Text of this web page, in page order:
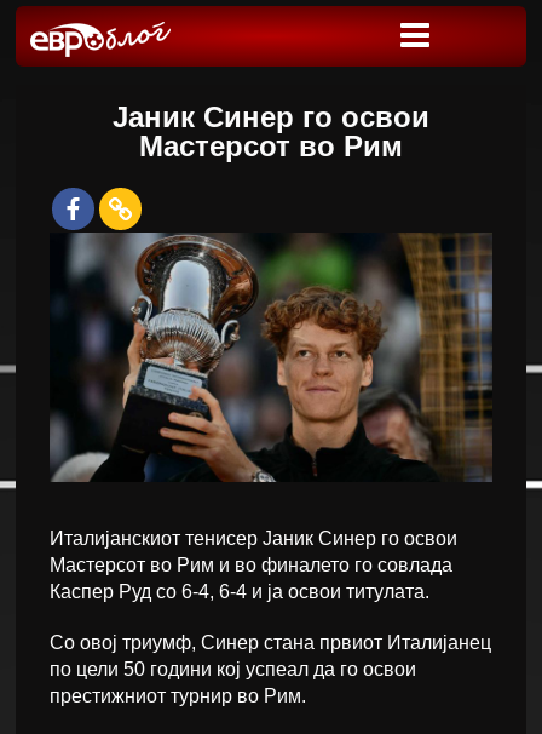
Јаник Синер го освои
Мастерсот во Рим
Италијанскиот тенисер Јаник Синер го освои
Мастерсот во Рим и во финалето го совлада
Каспер Руд со 6-4, 6-4 и ја освои титулата.
Со овој триумф, Синер стана првиот Италијанец
по цели 50 години кој успеал да го освои
престижниот турнир во Рим.